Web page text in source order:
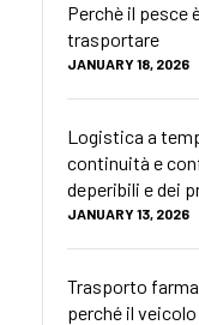
Perchè il pesce
trasportare
JANUARY 18, 2026
Logistica a
continuità e
deperibili e dei
JANUARY 13, 2026
Trasporto
perché il